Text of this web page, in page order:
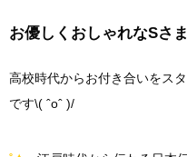
お優しくおしゃれなSさま
高校時代からお付き合いをス
です\( ˆoˆ )/